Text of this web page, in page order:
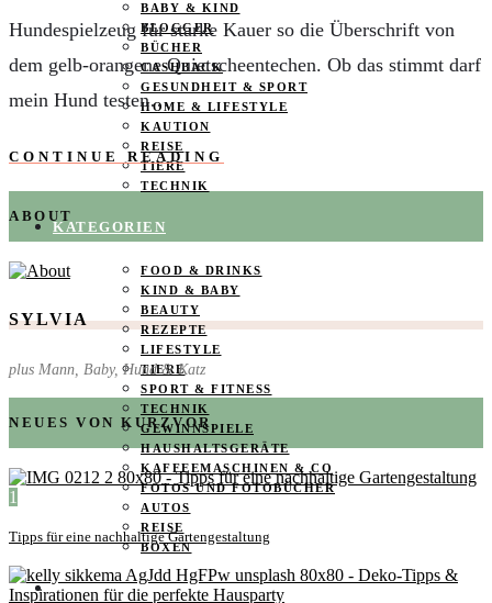
BABY & KIND
BLOGGER
BÜCHER
CASHBACK
GESUNDHEIT & SPORT
HOME & LIFESTYLE
KAUTION
REISE
TIERE
TECHNIK
KATEGORIEN
FOOD & DRINKS
KIND & BABY
BEAUTY
REZEPTE
LIFESTYLE
TIERE
SPORT & FITNESS
TECHNIK
GEWINNSPIELE
HAUSHALTSGERÄTE
KAFFEEMASCHINEN & CO
FOTOS UND FOTOBÜCHER
AUTOS
REISE
BOXEN
KIND & KEGEL
Hundespielzeug für starke Kauer so die Überschrift von
dem gelb-orangene Quietscheentechen. Ob das stimmt darf
mein Hund testen…
CONTINUE READING
ABOUT
SYLVIA
plus Mann, Baby, Hund & Katz
NEUES VON KURZVOR
1
Tipps für eine nachhaltige Gartengestaltung